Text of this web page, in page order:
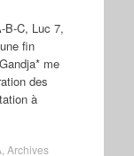
B-C, Luc 7,
fin
me
des
à
, Archives